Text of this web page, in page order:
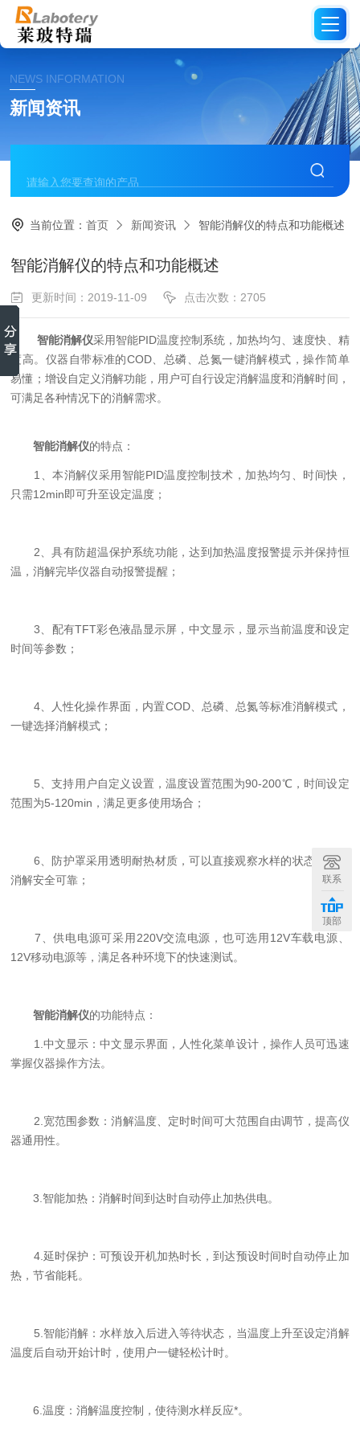
NEWS INFORMATION
新闻资讯
当前位置：首页 新闻资讯 智能消解仪的特点和功能概述
智能消解仪的特点和功能概述
更新时间：2019-11-09 点击次数：2705
智能消解仪采用智能PID温度控制系统，加热均匀、速度快、精
度高。仪器自带标准的COD、总磷、总氮一键消解模式，操作简单
易懂；增设自定义消解功能，用户可自行设定消解温度和消解时间，
可满足各种情况下的消解需求。
智能消解仪的特点：
1、本消解仪采用智能PID温度控制技术，加热均匀、时间快，
只需12min即可升至设定温度；
2、具有防超温保护系统功能，达到加热温度报警提示并保持恒
温，消解完毕仪器自动报警提醒；
3、配有TFT彩色液晶显示屏，中文显示，显示当前温度和设定
时间等参数；
4、人性化操作界面，内置COD、总磷、总氮等标准消解模式，
一键选择消解模式；
5、支持用户自定义设置，温度设置范围为90-200℃，时间设定
范围为5-120min，满足更多使用场合；
6、防护罩采用透明耐热材质，可以直接观察水样的状态，并且
消解安全可靠；
7、供电电源可采用220V交流电源，也可选用12V车载电源、
12V移动电源等，满足各种环境下的快速测试。
智能消解仪的功能特点：
1.中文显示：中文显示界面，人性化菜单设计，操作人员可迅速
掌握仪器操作方法。
2.宽范围参数：消解温度、定时时间可大范围自由调节，提高仪
器通用性。
3.智能加热：消解时间到达时自动停止加热供电。
4.延时保护：可预设开机加热时长，到达预设时间时自动停止加
热，节省能耗。
5.智能消解：水样放入后进入等待状态，当温度上升至设定消解
温度后自动开始计时，使用户一键轻松计时。
6.温度：消解温度控制，使待测水样反应*。
联系
顶部